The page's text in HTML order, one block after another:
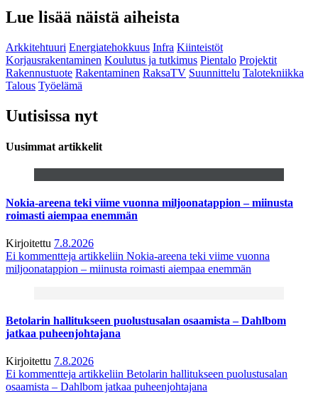
Lue lisää näistä aiheista
Arkkitehtuuri Energiatehokkuus Infra Kiinteistöt
Korjausrakentaminen Koulutus ja tutkimus Pientalo Projektit
Rakennustuote Rakentaminen RaksaTV Suunnittelu Talotekniikka
Talous Työelämä
Uutisissa nyt
Uusimmat artikkelit
Nokia-areena teki viime vuonna miljoonatappion – miinusta
roimasti aiempaa enemmän
Kirjoitettu 7.8.2026
Ei kommentteja artikkeliin Nokia-areena teki viime vuonna
miljoonatappion – miinusta roimasti aiempaa enemmän
Betolarin hallitukseen puolustusalan osaamista – Dahlbom
jatkaa puheenjohtajana
Kirjoitettu 7.8.2026
Ei kommentteja artikkeliin Betolarin hallitukseen puolustusalan
osaamista – Dahlbom jatkaa puheenjohtajana